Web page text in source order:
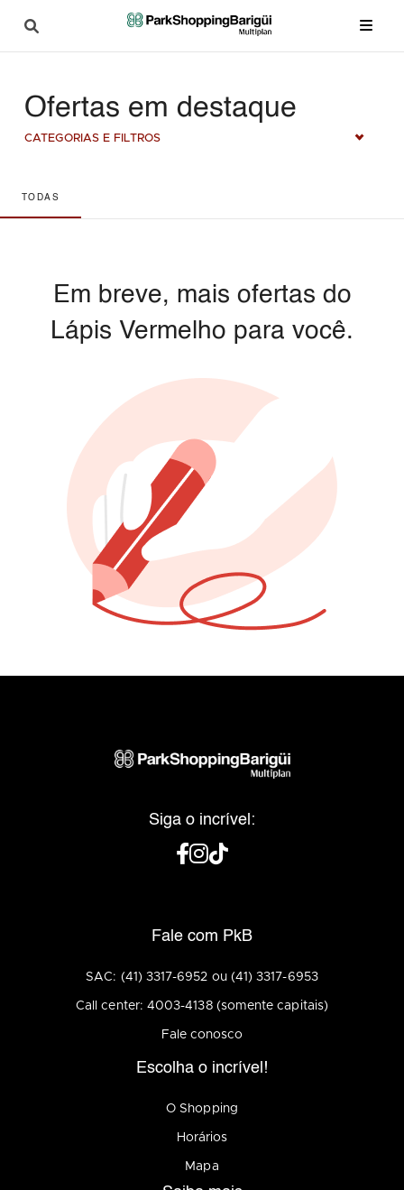
Ofertas em destaque
CATEGORIAS E FILTROS
TODAS
Em breve, mais ofertas do
Lápis Vermelho para você.
Siga o incrível:
Fale com PkB
SAC: (41) 3317-6952 ou (41) 3317-6953
Call center: 4003-4138 (somente capitais)
Fale conosco
Escolha o incrível!
O Shopping
Horários
Mapa